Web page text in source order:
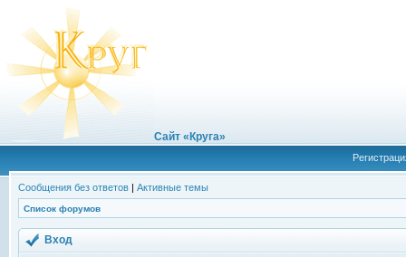
Сайт «Круга»
Сообщения без ответов | Активные темы
Список форумов
Вход